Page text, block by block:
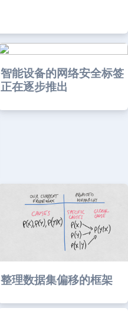
智能设备的网络安全标签
正在逐步推出
整理数据集偏移的框架